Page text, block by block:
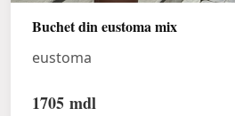
Buchet din eustoma mix
eustoma
1705 mdl